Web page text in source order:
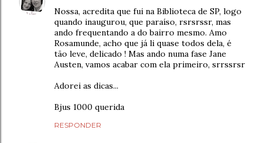
Nossa, acredita que fui na Biblioteca de SP, logo
quando inaugurou, que paraíso, rsrsrssr, mas
ando frequentando a do bairro mesmo. Amo
Rosamunde, acho que já li quase todos dela, é
tão leve, delicado ! Mas ando numa fase Jane
Austen, vamos acabar com ela primeiro, srrssrsr
Adorei as dicas...
Bjus 1000 querida
RESPONDER